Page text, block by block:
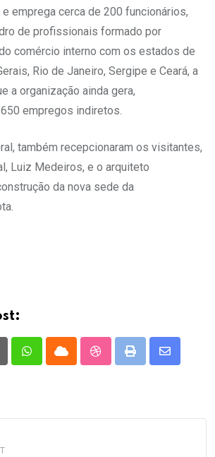
e emprega cerca de 200 funcionários,
de profissionais formado por
comércio interno com os estados de
Rio de Janeiro, Sergipe e Ceará, a
a organização ainda gera,
empregos indiretos.
também recepcionaram os visitantes,
Luiz Medeiros, e o arquiteto
da nova sede da
WhatsappCloud StumbleUpon
Print
Share